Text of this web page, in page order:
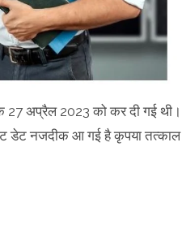
27 अप्रैल 2023 को कर दी गई थी।
डेट नजदीक आ गई है कृपया तत्काल